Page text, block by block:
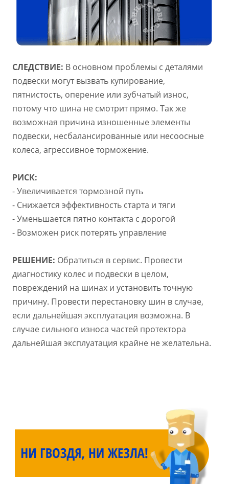
СЛЕДСТВИЕ: В основном проблемы с деталями
подвески могут вызвать купирование,
пятнистость, оперение или зубчатый износ,
потому что шина не смотрит прямо. Так же
возможная причина изношенные элементы
подвески, несбалансированные или несоосные
колеса, агрессивное торможение.
РИСК:
- Увеличивается тормозной путь
- Снижается эффективность старта и тяги
- Уменьшается пятно контакта с дорогой
- Возможен риск потерять управление
РЕШЕНИЕ: Обратиться в сервис. Провести
диагностику колес и подвески в целом,
повреждений на шинах и установить точную
причину. Провести перестановку шин в случае,
если дальнейшая эксплуатация возможна. В
случае сильного износа частей протектора
дальнейшая эксплуатация крайне не желательна.